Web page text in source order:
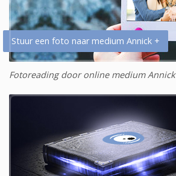
Stuur een foto naar medium Annick +
Fotoreading door online medium Annick